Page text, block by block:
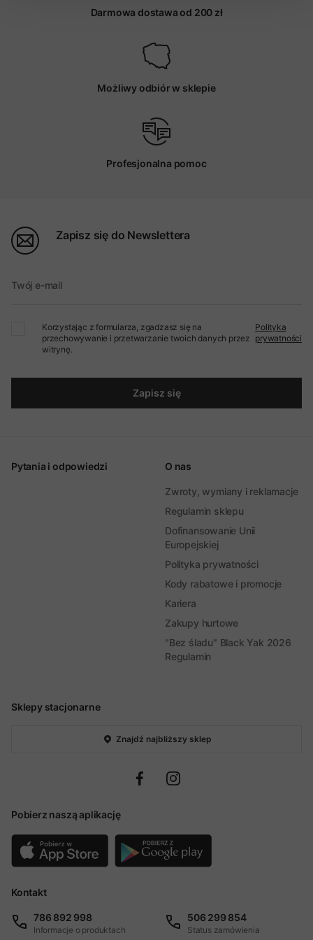
Darmowa dostawa od 200 zł
Możliwy odbiór w sklepie
Profesjonalna pomoc
Zapisz się do Newslettera
Twój e-mail
Korzystając z formularza, zgadzasz się na
przechowywanie i przetwarzanie twoich danych przez
witrynę.
Polityka
prywatności
Zapisz się
Sklepy stacjonarne
Znajdź najbliższy sklep
Pobierz naszą aplikację
Pytania i odpowiedzi O nas
Zwroty, wymiany i reklamacje
Regulamin sklepu
Dofinansowanie Unii
Europejskiej
Polityka prywatności
Kody rabatowe i promocje
Kariera
Zakupy hurtowe
"Bez śladu" Black Yak 2026
Regulamin
Kontakt
786 892 998
Informacje o produktach
506 299 854
Status zamówienia